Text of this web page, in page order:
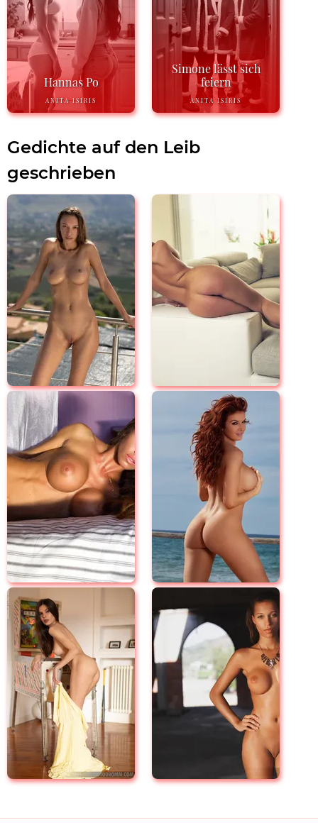
Hannas Po
ANITA ISIRIS
Simone lässt sich
feiern
ANITA ISIRIS
Gedichte auf den Leib
geschrieben